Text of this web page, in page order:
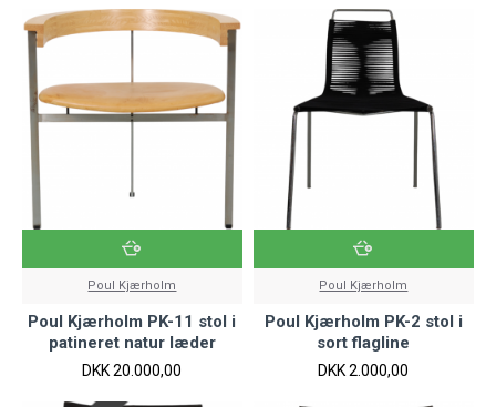
Poul Kjærholm
Poul Kjærholm PK-11 stol i
patineret natur læder
DKK 20.000,00
Poul Kjærholm
Poul Kjærholm PK-2 stol i
sort flagline
DKK 2.000,00